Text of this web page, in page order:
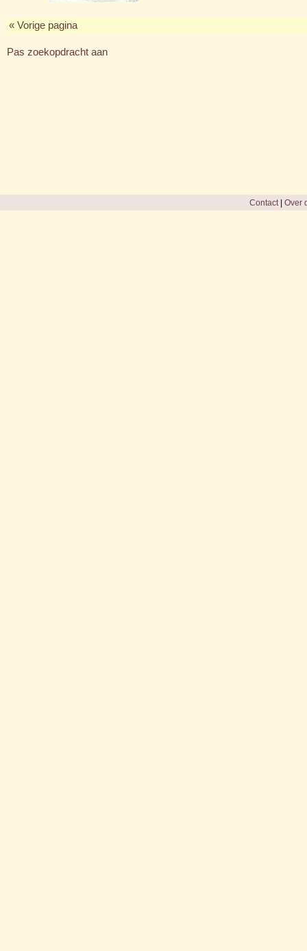
« Vorige pagina
Pas zoekopdracht aan
Contact| Over